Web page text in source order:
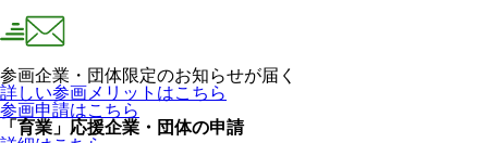
参画企業・団体限定のお知らせが届く
詳しい参画メリットはこちら
参画申請はこちら
「育業」応援企業・団体の申請